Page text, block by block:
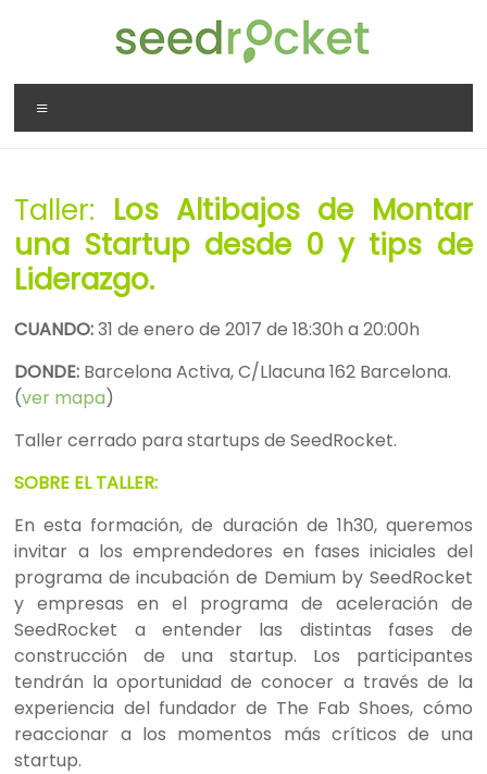
SeedRocket
La
que
nació
en
España
para
startups
TIC
en
inicial
Taller: Los Altibajos de Montar
una Startup desde 0 y tips de
Liderazgo.
CUANDO:31 de enero de 2017 de 18:30h a 20:00h
DONDE: Barcelona Activa, C/Llacuna 162 Barcelona.
(ver mapa)
Taller cerrado para startups de SeedRocket.
SOBRE EL TALLER:
En esta formación, de duración de 1h30, queremos
invitar a los emprendedores en fases iniciales del
programa de incubación de Demium by SeedRocket
y empresas en el programa de aceleración de
SeedRocket a entender las distintas fases de
construcción de una startup. Los participantes
tendrán la oportunidad de conocer a través de la
experiencia del fundador de The Fab Shoes, cómo
reaccionar a los momentos más críticos de una
startup.